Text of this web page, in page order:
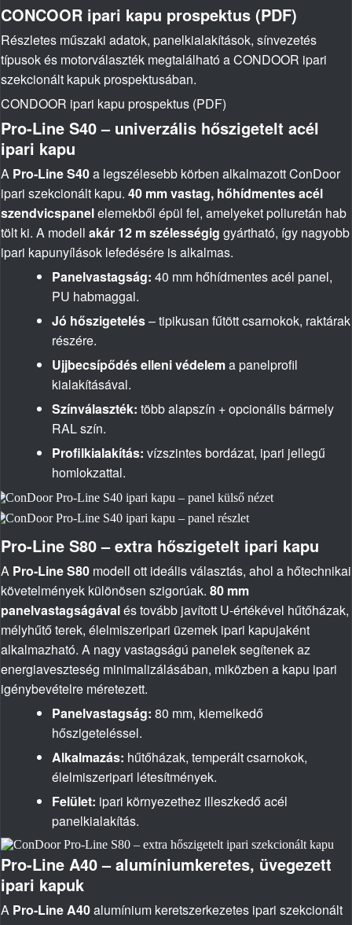
CONCOOR ipari kapu prospektus (PDF)
Részletes műszaki adatok, panelkialakítások, sínvezetés
típusok és motorválaszték megtalálható a CONDOOR ipari
szekcionált kapuk prospektusában.
CONDOOR ipari kapu prospektus (PDF)
Pro-Line S40 – univerzális hőszigetelt acél
ipari kapu
A Pro-Line S40a legszélesebb körben alkalmazott ConDoor
ipari szekcionált kapu. 40 mm vastag, hőhídmentes acél
szendvicspanelelemekből épül fel, amelyeket poliuretán hab
tölt ki. A modell akár 12 m szélességig gyártható, így nagyobb
ipari kapunyílások lefedésére is alkalmas.
Panelvastagság: 40 mm hőhídmentes acél panel,
PU habmaggal.
Jó hőszigetelés– tipikusan fűtött csarnokok, raktárak
részére.
Ujjbecsípődés elleni védelema panelprofil
kialakításával.
Színválaszték: több alapszín + opcionális bármely
RAL szín.
Profilkialakítás: vízszintes bordázat, ipari jellegű
homlokzattal.
Pro-Line S80 – extra hőszigetelt ipari kapu
A Pro-Line S80 modell ott ideális választás, ahol a hőtechnikai
követelmények különösen szigorúak. 80 mm
panelvastagságávalés tovább javított U-értékével hűtőházak,
mélyhűtő terek, élelmiszeripari üzemek ipari kapujaként
alkalmazható. A nagy vastagságú panelek segítenek az
energiaveszteség minimalizálásában, miközben a kapu ipari
igénybevételre méretezett.
Panelvastagság: 80 mm, kiemelkedő
hőszigeteléssel.
Alkalmazás: hűtőházak, temperált csarnokok,
élelmiszeripari létesítmények.
Felület: ipari környezethez illeszkedő acél
panelkialakítás.
Pro-Line A40 – alumíniumkeretes, üvegezett
ipari kapuk
A Pro-Line A40alumínium keretszerkezetes ipari szekcionált